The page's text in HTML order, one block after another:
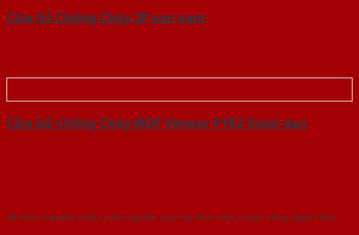
Cửa Gỗ Chống Cháy 2P son xam
Cửa Gỗ Chống Cháy MDF Veneer P1R2 Xoan dao
Với kinh nghiệm nhiêu năm nghiên cứu cửa theo tiêu chuẩn công nghệ Châu
Âu.Chúng tôi tự tin là nhà sản xuất & cung cấp hàng đầu tại Việt Nam!